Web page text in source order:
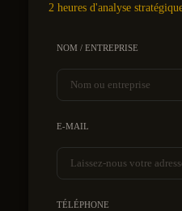
2 heures d'analyse
NOM / ENTREPRISE
E-MAIL
TÉLÉPHONE